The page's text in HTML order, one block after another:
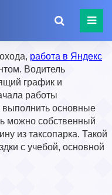
работа в Яндекс
Водитель
график и
работы
выполнить основные
можно собственный
из таксопарка. Такой
с учебой, основной